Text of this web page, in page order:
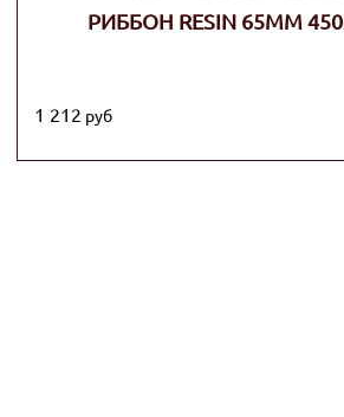
РИББОН RESIN 65ММ
1 212 руб